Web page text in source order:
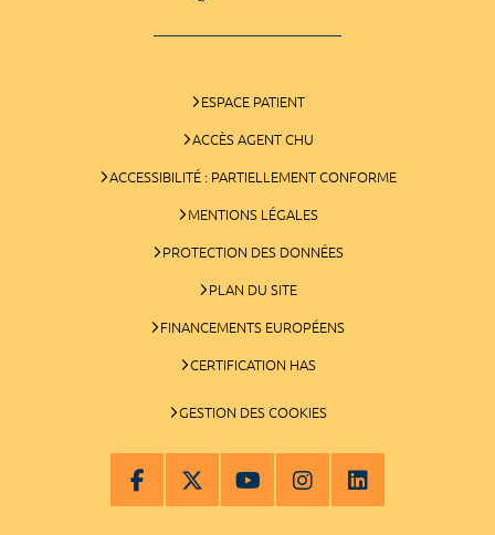
ESPACE PATIENT
ACCÈS AGENT CHU
ACCESSIBILITÉ : PARTIELLEMENT CONFORME
MENTIONS LÉGALES
PROTECTION DES DONNÉES
PLAN DU SITE
FINANCEMENTS EUROPÉENS
CERTIFICATION HAS
GESTION DES COOKIES